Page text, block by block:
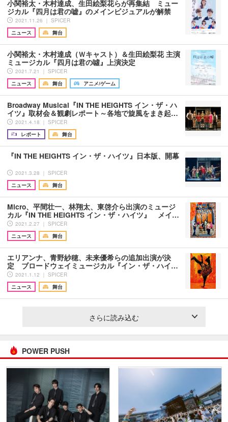
小関裕太・木村達成、生田絵梨花らが再集結 ミュー
ジカル『四月は君の嘘』のメインビジュアルが解禁
2021.11.26 ｜ SPICER
ニュース
舞台
小関裕太・木村達成（Ｗキャスト）＆生田絵梨花 主演
ミュージカル『四月は君の噓』上演決定
2021.7.21 ｜ SPICER
ニュース
舞台 アニメ/ゲーム
Broadway Musical『IN THE HEIGHTS イン・ザ・ハ
イツ』取材会＆観劇レポート～各地で旋風をまき起…
2021.4.18 ｜ SPICER
レポート
舞台
『IN THE HEIGHTS イン・ザ・ハイツ』日本版、開幕
2021.3.28 ｜ SPICER
ニュース
舞台
Micro、平間壮一、林翔太、東啓介ら出演のミュージ
カル『IN THE HEIGHTS イン・ザ・ハイツ』 メイ…
2021.2.27 ｜ SPICER
ニュース
舞台
エリアンナ、青野紗穂、未来優希らの追加出演が決
定 ブロードウェイミュージカル『イン・ザ・ハイ…
2021.1.12 ｜ SPICER
ニュース
舞台
さらに読み込む
POWER PUSH